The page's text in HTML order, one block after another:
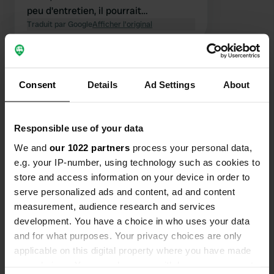
Consent Details Ad Settings About
Responsible use of your data
We and our 1022 partners process your personal data,
e.g. your IP-number, using technology such as cookies to
store and access information on your device in order to
serve personalized ads and content, ad and content
measurement, audience research and services
development. You have a choice in who uses your data
and for what purposes. Your privacy choices are only
applicable on this digital property where you have made
peu d'entretien, il pourrait
certainement être maintenu en bon
patères, pas de papier toilette, et
certains supports étaient manquants.
a répondu qu'il n'y en avait plus. D'où
viennent les bons commentaires ?
Traduit par GoogleAfficher l'original
Contact
Emplacement
Via del Tiro a Segno 704
55100, Lucques, Italie